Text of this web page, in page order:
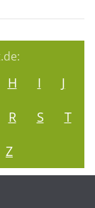
H I
J
R S
T
Z